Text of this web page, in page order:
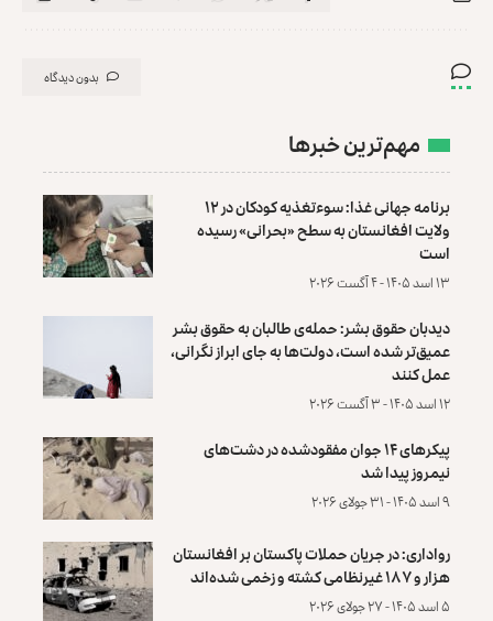
بدون دیدگاه
مهم‌ترین خبرها
برنامه جهانی غذا: سوءتغذیه کودکان در ۱۲
ولایت افغانستان به سطح «بحرانی» رسیده
است
۱۳ اسد ۱۴۰۵ - ۴ آگست ۲۰۲۶
دیدبان حقوق بشر: حمله‌ی طالبان به حقوق بشر
عمیق‌تر شده است، دولت‌ها به جای ابراز نگرانی،
عمل کنند
۱۲ اسد ۱۴۰۵ - ۳ آگست ۲۰۲۶
پیکرهای ۱۴ جوان مفقودشده در دشت‌های
نیمروز پیدا شد
۹ اسد ۱۴۰۵ - ۳۱ جولای ۲۰۲۶
رواداری: در جریان حملات پاکستان بر افغانستان
هزار و ۱۸۷ غیرنظامی کشته و زخمی شده‌اند
۵ اسد ۱۴۰۵ - ۲۷ جولای ۲۰۲۶